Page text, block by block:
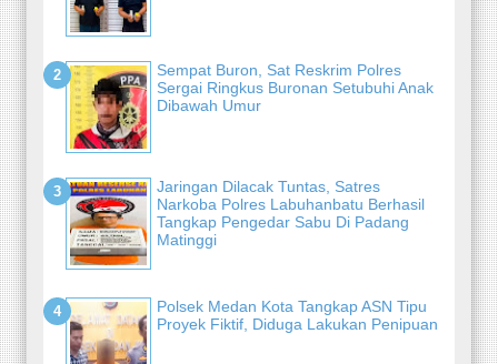
Sempat Buron, Sat Reskrim Polres
Sergai Ringkus Buronan Setubuhi Anak
Dibawah Umur
Jaringan Dilacak Tuntas, Satres
Narkoba Polres Labuhanbatu Berhasil
Tangkap Pengedar Sabu Di Padang
Matinggi
Polsek Medan Kota Tangkap ASN Tipu
Proyek Fiktif, Diduga Lakukan Penipuan